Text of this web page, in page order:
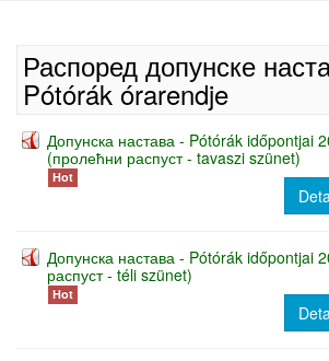
Распоред допунске
Pótórák órarendje
Допунска настава - Pótórák időpontjai
(пролећни распуст - tavaszi szünet)
Hot
Допунска настава - Pótórák időpontjai
распуст - téli szünet)
Hot